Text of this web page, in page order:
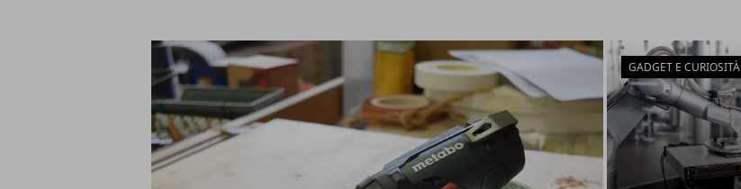
Articoli in Evidenza
GADGET E CURIOSITÀ